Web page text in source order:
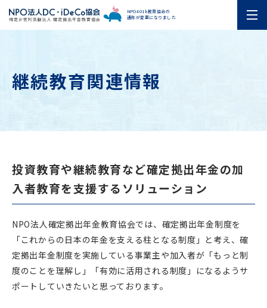
NPO401k教育協会の
通称が変更になりました
継続教育関連情報
投資教育や継続教育など確定拠出年金の加
入者教育を支援するソリューション
NPO法人確定拠出年金教育協会では、確定拠出年金制度を
「これからの日本の年金を支える柱となる制度」と考え、確
定拠出年金制度を実施している事業主や加入者が「もっと制
度のことを理解し」「有効に活用される制度」になるようサ
ポートしていきたいと思っております。